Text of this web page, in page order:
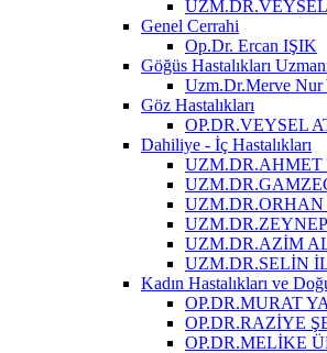
Genel Cerrahi
Op.Dr. Ercan IŞIK
Göğüs Hastalıkları
Uzm.Dr.Merve Nur
Göz Hastalıkları
OP.DR.VEYSEL
Dahiliye - İç Hastalıkları
UZM.DR.AHMET
UZM.DR.AZİM
UZM.DR.SELİN
Kadın Hastalıkları ve
OP.DR.MURAT
OP.DR.RAZİYE
OP.DR.MELİKE